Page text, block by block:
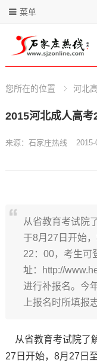
菜单
您所在的位置 河北
2015河北成人高
来源： 石家庄热线
从省教育考试院
于8月27日开始
22：00，考生可
址：http://
进行补报名。今
上报名时所填报
从省教育考试院了
27日开始，8月27日